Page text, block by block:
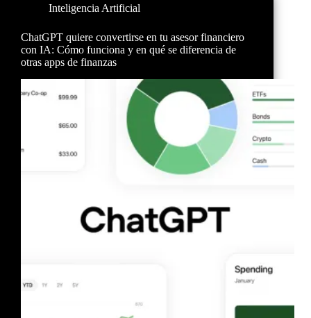
Inteligencia Artificial
ChatGPT quiere convertirse en tu asesor financiero
con IA: Cómo funciona y en qué se diferencia de
otras apps de finanzas